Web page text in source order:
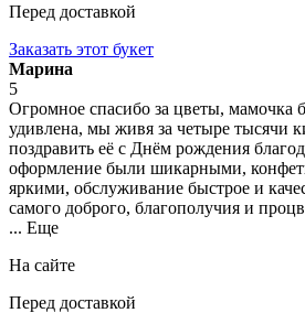
Перед доставкой
Заказать этот букет
Марина
5
Огромное спасибо за цветы, мамочка
удивлена, мы живя за четыре тысячи
поздравить её с Днём рождения
оформление были шикарными,
яркими, обслуживание быстрое и
самого доброго, благополучия и
... Еще
На сайте
Перед доставкой